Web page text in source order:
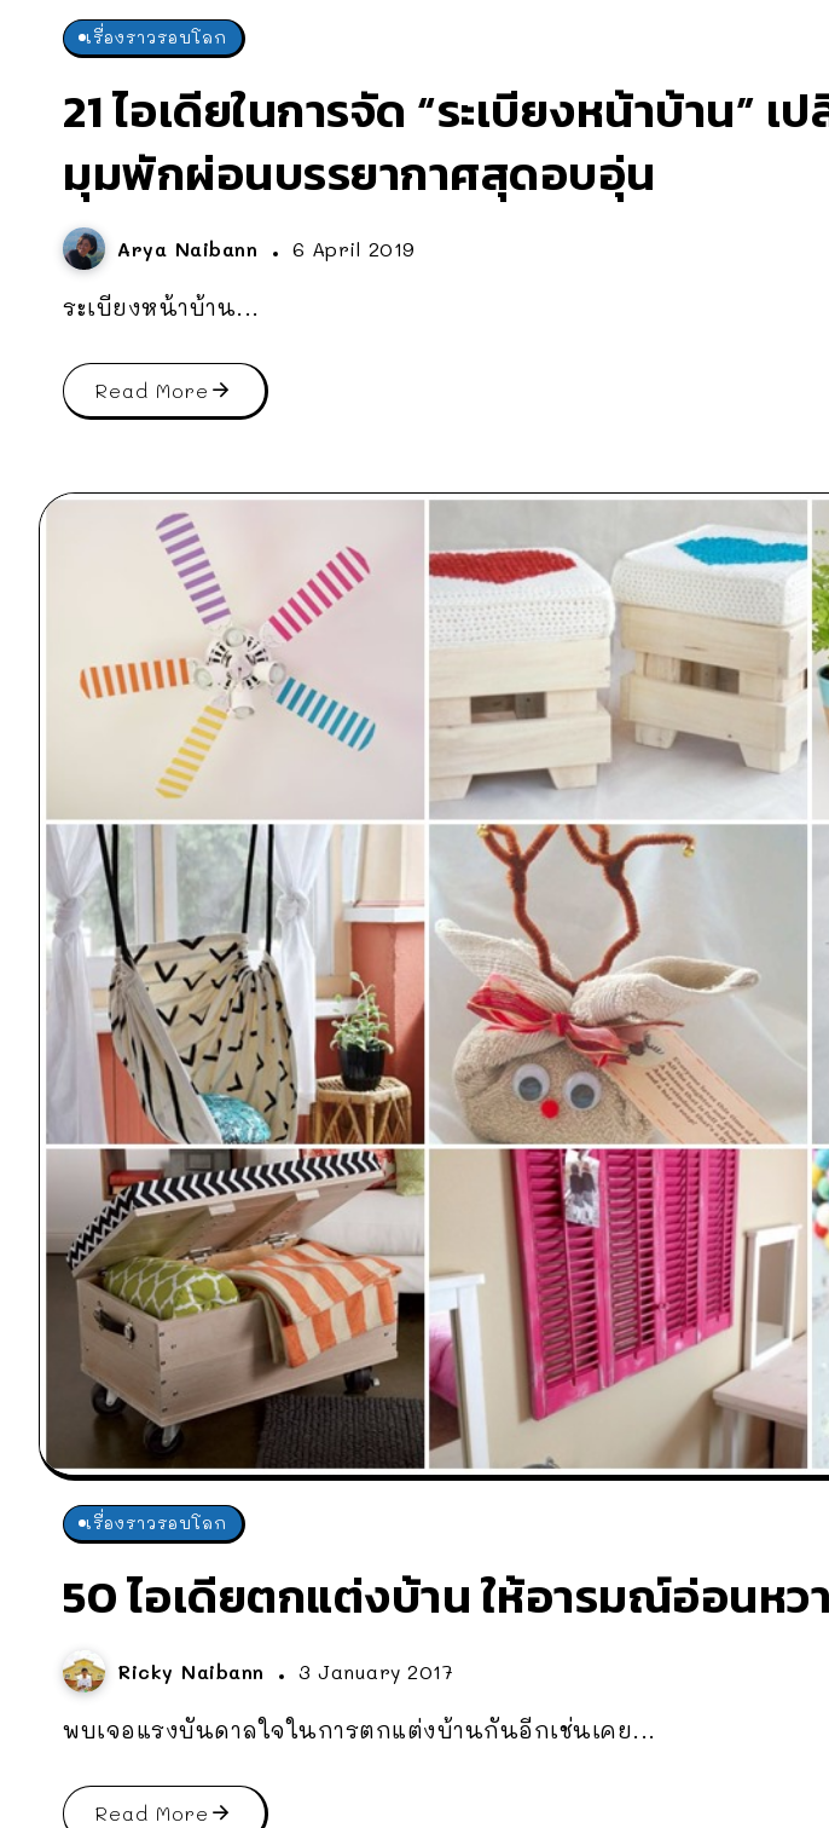
เรื่องราวรอบโลก
21 ไอเดียในการจัด “ระเบียงหน้าบ้าน”
มุมพักผ่อนบรรยากาศสุดอบอุ่น
Arya Naibann 6 April 2019
ระเบียงหน้าบ้าน...
Read More
เรื่องราวรอบโลก
50 ไอเดียตกแต่งบ้าน ให้อารมณ์อ่อน
Ricky Naibann 3 January 2017
พบเจอแรงบันดาลใจในการตกแต่งบ้านกันอีกเช่นเคย...
Read More